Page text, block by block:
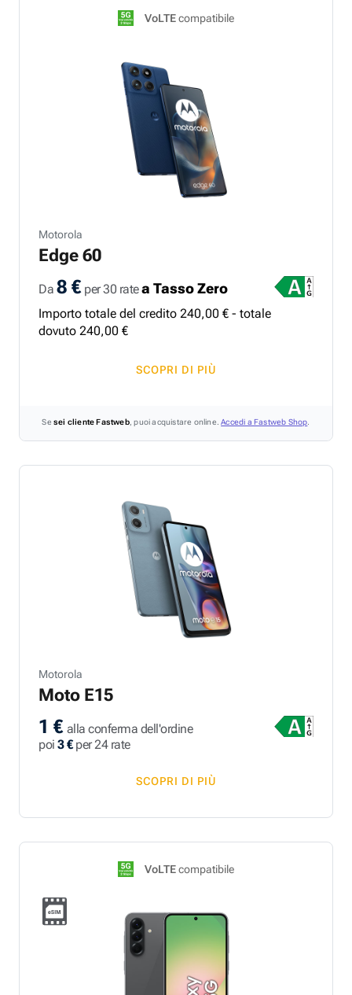
VoLTEcompatibile
Motorola
Edge 60
Da 8 €per 30 ratea Tasso Zero
Importo totale del credito 240,00 € - totale
dovuto 240,00 €
SCOPRI DI PIÙ
Sesei cliente Fastweb, puoi acquistare online.Accedi a Fastweb Shop
Motorola
Moto E15
1 € alla conferma dell'ordine
poi 3 €per 24 rate
SCOPRI DI PIÙ
VoLTEcompatibile